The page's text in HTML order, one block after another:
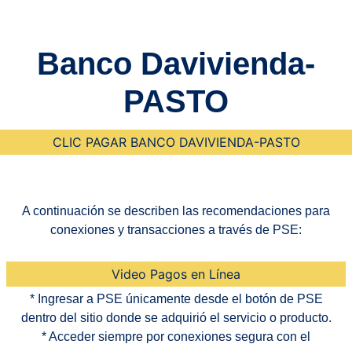
Banco Davivienda-
PASTO
CLIC PAGAR BANCO DAVIVIENDA-PASTO
A continuación se describen las recomendaciones para
conexiones y transacciones a través de PSE:
Video Pagos en Línea
* Ingresar a PSE únicamente desde el botón de PSE
dentro del sitio donde se adquirió el servicio o producto.
* Acceder siempre por conexiones segura con el